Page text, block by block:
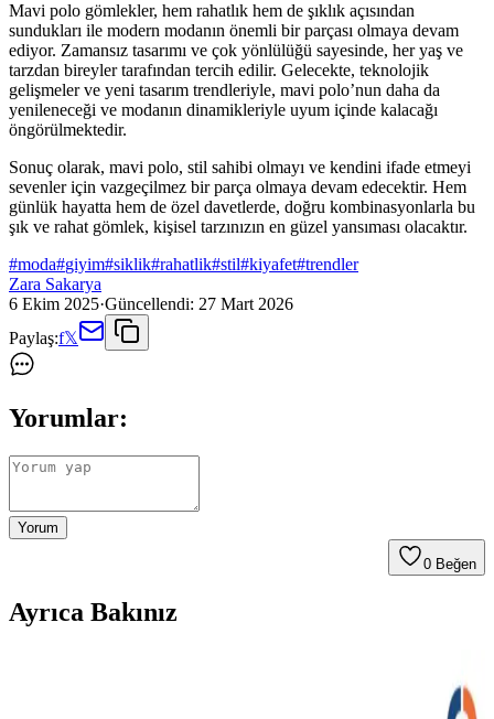
Mavi polo gömlekler, hem rahatlık hem de şıklık açısından
sundukları ile modern modanın önemli bir parçası olmaya devam
ediyor. Zamansız tasarımı ve çok yönlülüğü sayesinde, her yaş ve
tarzdan bireyler tarafından tercih edilir. Gelecekte, teknolojik
gelişmeler ve yeni tasarım trendleriyle, mavi polo’nun daha da
yenileneceği ve modanın dinamikleriyle uyum içinde kalacağı
öngörülmektedir.
Sonuç olarak, mavi polo, stil sahibi olmayı ve kendini ifade etmeyi
sevenler için vazgeçilmez bir parça olmaya devam edecektir. Hem
günlük hayatta hem de özel davetlerde, doğru kombinasyonlarla bu
şık ve rahat gömlek, kişisel tarzınızın en güzel yansıması olacaktır.
#moda#giyim#siklik#rahatlik#stil#kiyafet#trendler
Zara Sakarya
6 Ekim 2025·Güncellendi: 27 Mart 2026
Paylaş:f𝕏
Yorumlar:
Yorum
0 Beğen
Ayrıca Bakınız
Moda Arayışında Bulunması Zor Giyim Ürünleri ve